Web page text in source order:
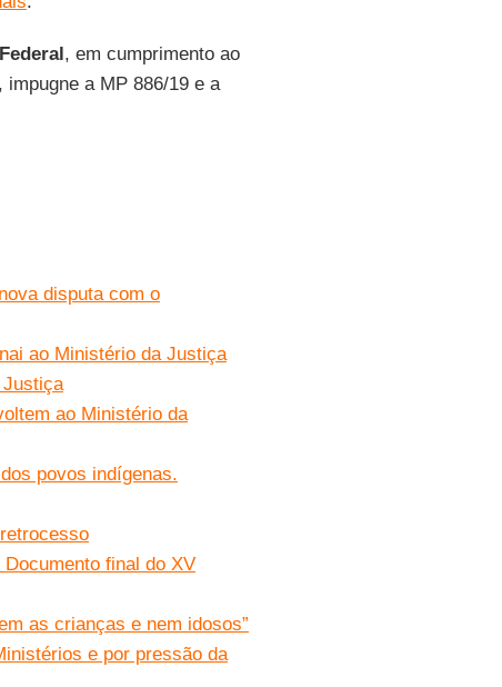
, em cumprimento ao
impugne a MP 886/19 e a
disputa com o
ao Ministério da Justiça
Justiça
ao Ministério da
povos indígenas.
final do XV
as crianças e nem idosos”
e por pressão da